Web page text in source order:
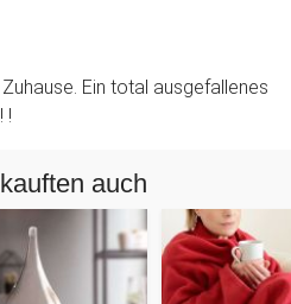
Ein total ausgefallenes
!
auch